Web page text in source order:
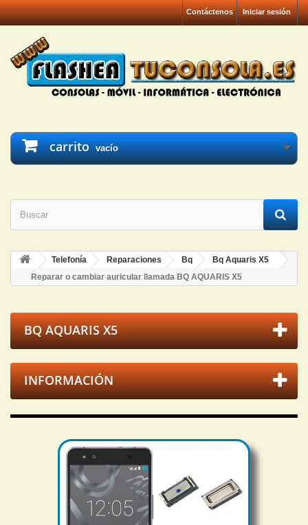
Iniciar sesión
Contáctenos
carrito vacío
Telefonía Reparaciones Bq
Bq Aquaris X5
Reparar o cambiar auricular llamada BQ AQUARIS X5
BQ AQUARIS X5
INFORMACIÓN